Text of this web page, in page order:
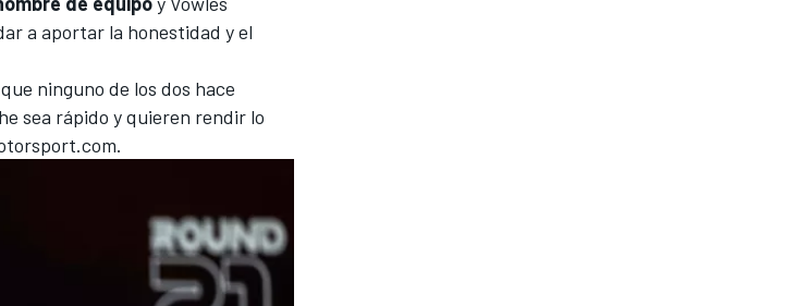
a aportar la honestidad y el
ninguno de los dos hace
sea rápido y quieren rendir lo
.